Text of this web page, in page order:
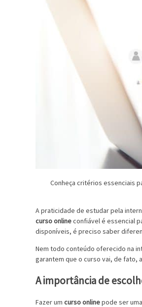
Conheça critérios essenciais
A praticidade de estudar pela
curso onlineconfiável é essencial
disponíveis, é preciso saber
Nem todo conteúdo oferecido na
garantem que o curso vai, de fato,
A importância de
Fazer um curso onlinepode ser